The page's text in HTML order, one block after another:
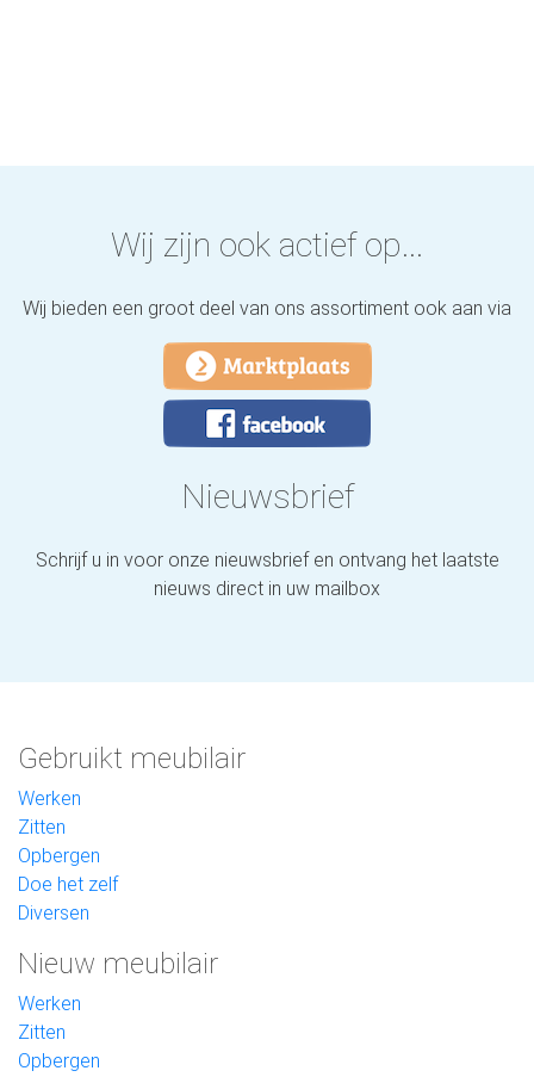
Wij zijn ook actief op...
Wij bieden een groot deel van ons assortiment ook aan via
Nieuwsbrief
Schrijf u in voor onze nieuwsbrief en ontvang het laatste
nieuws direct in uw mailbox
Gebruikt meubilair
Werken
Zitten
Opbergen
Doe het zelf
Diversen
Nieuw meubilair
Werken
Zitten
Opbergen